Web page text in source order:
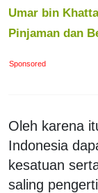
Umar bin
Pinjaman dan
Sponsored
Oleh karena
Indonesia
kesatuan
saling